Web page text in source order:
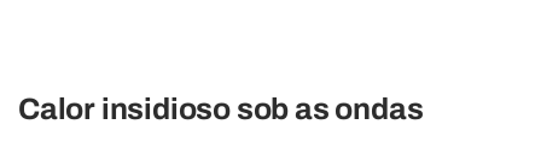
Calor insidioso sob as ondas